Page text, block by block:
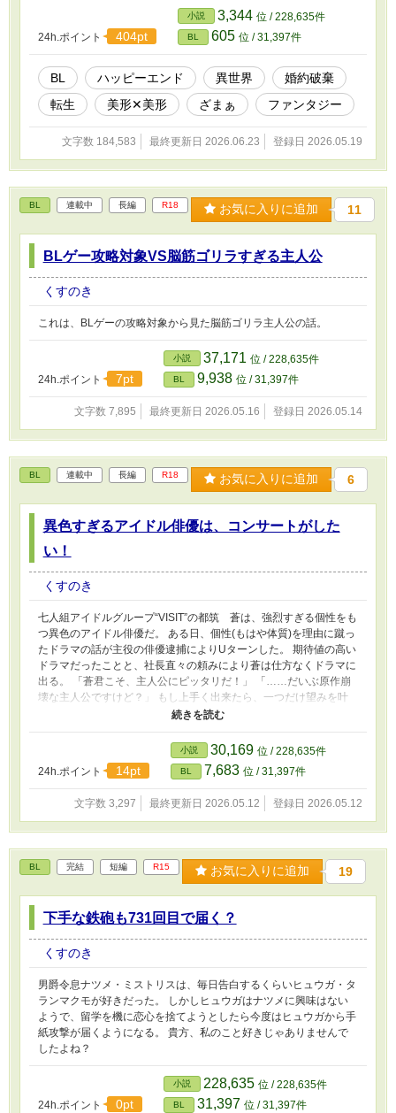
24h.ポイント 404pt
小説 3,344 位 / 228,635件
BL 605 位 / 31,397件
BL ハッピーエンド 異世界
婚約破棄
転生
美形✕美形 ざまぁ ファンタジー
文字数 184,583 最終更新日 2026.06.23 登録日 2026.05.19
BL 連載中 長編 R18 お気に入りに追加 11
BLゲー攻略対象VS脳筋ゴリラすぎる主人公
くすのき
これは、BLゲーの攻略対象から見た脳筋ゴリラ主人公の話。
24h.ポイント 7pt
小説 37,171 位 / 228,635件
BL 9,938 位 / 31,397件
文字数 7,895 最終更新日 2026.05.16 登録日 2026.05.14
BL 連載中 長編 R18 お気に入りに追加 6
異色すぎるアイドル俳優は、コンサートがした
い！
くすのき
七人組アイドルグループ“VISIT”の都筑 蒼は、強烈すぎる個性をも
つ異色のアイドル俳優だ。 ある日、個性(もはや体質)を理由に蹴っ
たドラマの話が主役の俳優逮捕によりUターンした。 期待値の高い
ドラマだったことと、社長直々の頼みにより蒼は仕方なくドラマに
出る。 「蒼君こそ、主人公にピッタリだ！」 「……だいぶ原作崩
壊な主人公ですけど？」 もし上手く出来たら、一つだけ望みを叶
えてくれるという社長。ならずっと夢だった七人で武道館コンサー
24h.ポイント 14pt
小説 30,169 位 / 228,635件
BL 7,683 位 / 31,397件
文字数 3,297 最終更新日 2026.05.12 登録日 2026.05.12
BL 完結 短編 R15 お気に入りに追加 19
下手な鉄砲も731回目で届く？
くすのき
男爵令息ナツメ・ミストリスは、毎日告白するくらいヒュウガ・タ
ランマクモが好きだった。 しかしヒュウガはナツメに興味はない
ようで、留学を機に恋心を捨てようとしたら今度はヒュウガから手
紙攻撃が届くようになる。 貴方、私のこと好きじゃありませんで
したよね？
24h.ポイント 0pt
小説 228,635 位 / 228,635件
BL 31,397 位 / 31,397件